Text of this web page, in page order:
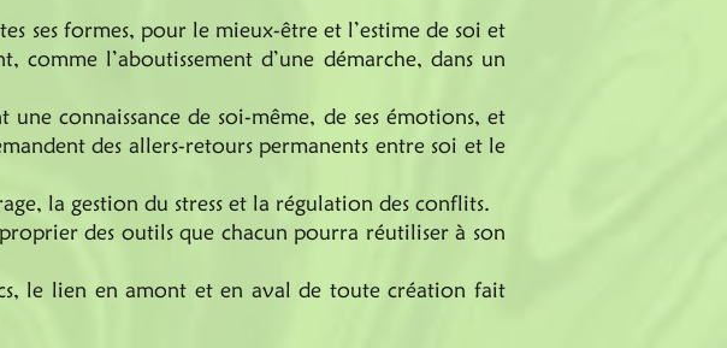
ses formes, pour le mieux-être et l’estime de soi et
l’aboutissement d’une démarche, dans un
connaissance de soi-même, de ses émotions, et
des allers-retours permanents entre soi et le
la gestion du stress et la régulation des conflits.
des outils que chacun pourra réutiliser à son
le lien en amont et en aval de toute création fait